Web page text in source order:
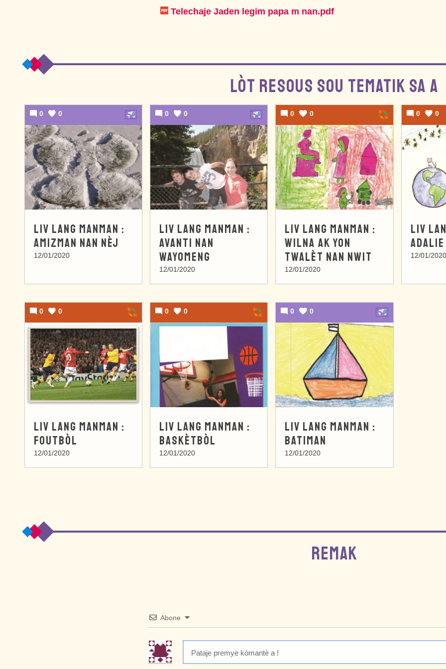
Telechaje Jaden legim papa m nan.pdf
LÒT RESOUS SOU TEMATIK SA A
0 0
LIV LANG MANMAN :
AMIZMAN NAN NÈJ
12/01/2020
0 0
LIV LANG MANMAN :
AVANTI NAN
WAYOMENG
12/01/2020
0 0
LIV LANG MANMAN :
WILNA AK YON
TWALÈT NAN NWIT
12/01/2020
0 0
LIV
ADALIE
12/01/2020
0 0
LIV LANG MANMAN :
FOUTBÒL
12/01/2020
0 0
LIV LANG MANMAN :
BASKÈTBÒL
12/01/2020
0 0
LIV LANG MANMAN :
BATIMAN
12/01/2020
REMAK
Abone